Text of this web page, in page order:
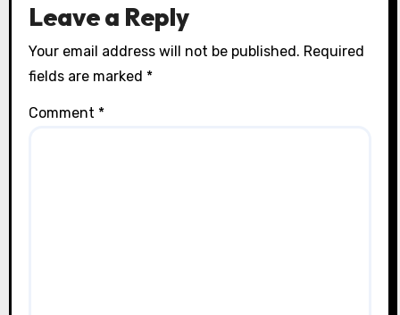
Leave a Reply
Your email address will not be published. Required
fields are marked *
Comment *